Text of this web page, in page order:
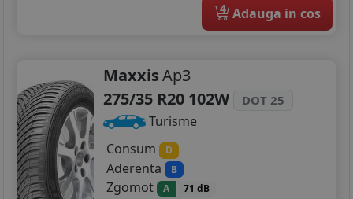
4 Adauga in cos
MaxxisAp3
275/35 R20 102W
DOT 25
Turisme
Consum
D
Aderenta B
Zgomot A 71 dB